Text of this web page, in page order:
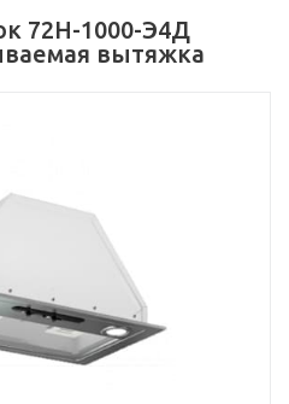
72Н-1000-Э4Д
вытяжка